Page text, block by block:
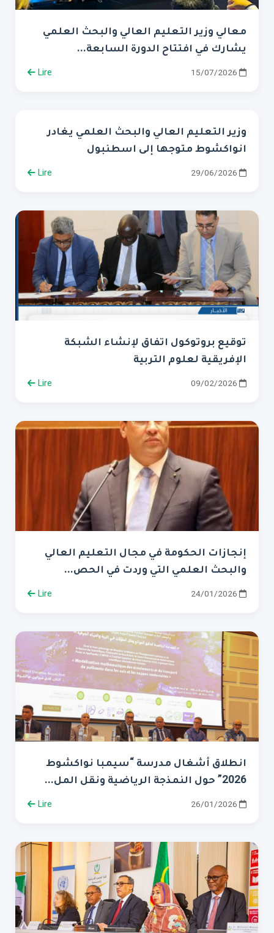
معالي وزير التعليم العالي والبحث العلمي
يشارك في افتتاح الدورة السابعة...
15/07/2026
Lire
وزير التعليم العالي والبحث العلمي يغادر
انواكشوط متوجها إلى اسطنبول
29/06/2026
Lire
توقيع بروتوكول اتفاق لإنشاء الشبكة
الإفريقية لعلوم التربية
09/02/2026
Lire
إنجازات الحكومة في مجال التعليم العالي
والبحث العلمي التي وردت في الحص...
24/01/2026
Lire
انطلاق أشغال مدرسة “سيمبا نواكشوط
2026” حول النمذجة الرياضية ونقل المل...
26/01/2026
Lire